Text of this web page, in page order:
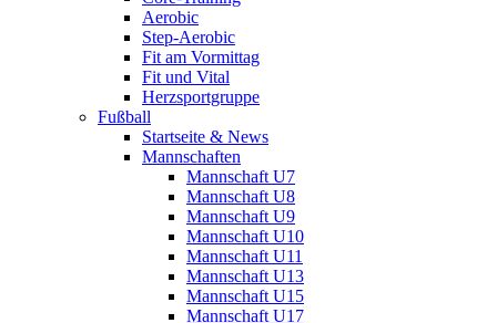
Aerobic
Step-Aerobic
Fit am Vormittag
Fit und Vital
Herzsportgruppe
Fußball
Startseite & News
Mannschaften
Mannschaft U7
Mannschaft U8
Mannschaft U9
Mannschaft U10
Mannschaft U11
Mannschaft U13
Mannschaft U15
Mannschaft U17